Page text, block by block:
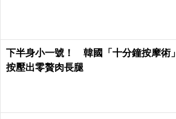
下半身小一號！ 韓國「十分鐘按摩術」
按壓出零贅肉長腿